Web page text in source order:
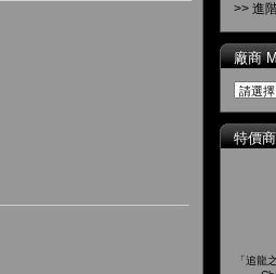
>> 進
廠商
特價
「追龍